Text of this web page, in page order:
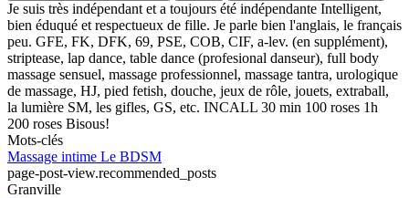
Je suis très indépendant et a toujours été indépendante Intelligent,
bien éduqué et respectueux de fille. Je parle bien l'anglais, le français
peu. GFE, FK, DFK, 69, PSE, COB, CIF, a-lev. (en supplément),
striptease, lap dance, table dance (profesional danseur), full body
massage sensuel, massage professionnel, massage tantra, urologique
de massage, HJ, pied fetish, douche, jeux de rôle, jouets, extraball,
la lumière SM, les gifles, GS, etc. INCALL 30 min 100 roses 1h
200 roses Bisous!
Mots-clés
Massage intime Le BDSM
page-post-view.recommended_posts
Granville